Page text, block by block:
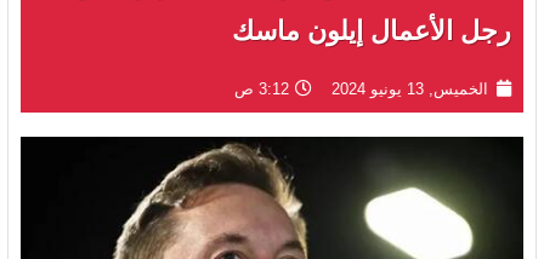
رجل الأعمال إيلون ماسك
الخميس, 13 يونيو 2024 3:12 ص